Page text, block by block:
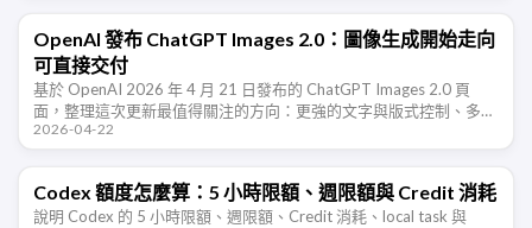
OpenAI 發布 ChatGPT Images 2.0：圖像生成開始走向
可直接交付
基於 OpenAI 2026 年 4 月 21 日發布的 ChatGPT Images 2.0 頁
面，整理這次更新最值得關注的方向：更強的文字與版式控制、多語
言能力、更廣的風格覆蓋，以及圖像生成從「出 …
2026-04-22
Codex 額度怎麼算：5 小時限額、週限額與 Credit 消耗
說明 Codex 的 5 小時限額、週限額、Credit 消耗、local task 與